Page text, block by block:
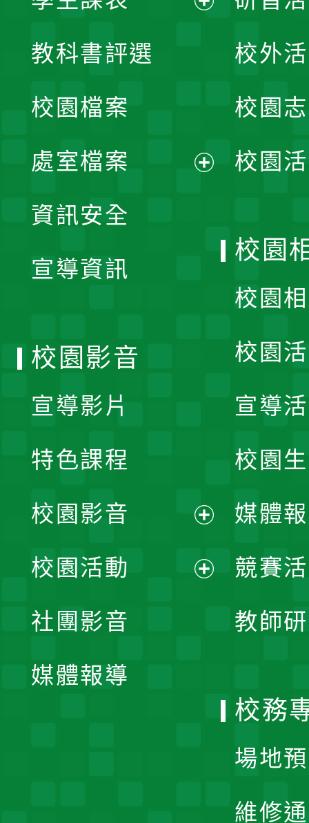
單
教科書評選
校園檔案
處室檔案
資訊安全
宣導資訊
校外
校園
校園
校園
校園
校園
宣導
校園
媒體
競賽
教師
校園影音
宣導影片
特色課程
校園影音
開
校園活動
社團影音
媒體報導
校務
場地
維修